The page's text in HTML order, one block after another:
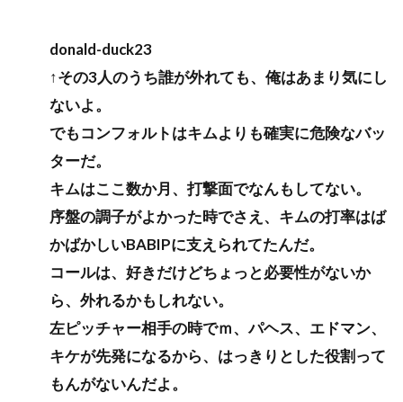
donald-duck23
↑その3人のうち誰が外れても、俺はあまり気にし
ないよ。
でもコンフォルトはキムよりも確実に危険なバッ
ターだ。
キムはここ数か月、打撃面でなんもしてない。
序盤の調子がよかった時でさえ、キムの打率はば
かばかしいBABIPに支えられてたんだ。
コールは、好きだけどちょっと必要性がないか
ら、外れるかもしれない。
左ピッチャー相手の時でｍ、パヘス、エドマン、
キケが先発になるから、はっきりとした役割って
もんがないんだよ。